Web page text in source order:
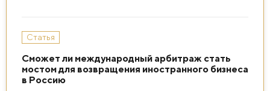
Статья
Сможет ли международный арбитраж стать
мостом для возвращения иностранного бизнеса
в Россию